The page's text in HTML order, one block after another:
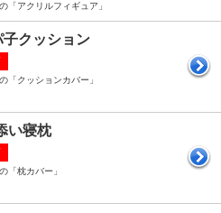
「アクリルフィギュア」
クッション
「クッションカバー」
い寝枕
「枕カバー」